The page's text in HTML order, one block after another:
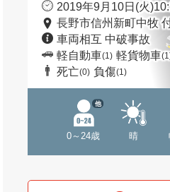
2019年9月10日(火
長野市信州新町中牧
車両相互 中破事故
軽自動車(1) 軽貨物車
死亡(0) 負傷(1)
0～24歳
他
晴